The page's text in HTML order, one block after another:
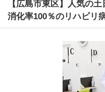
【広島市東区】人気の
消化率100％のリハビリ